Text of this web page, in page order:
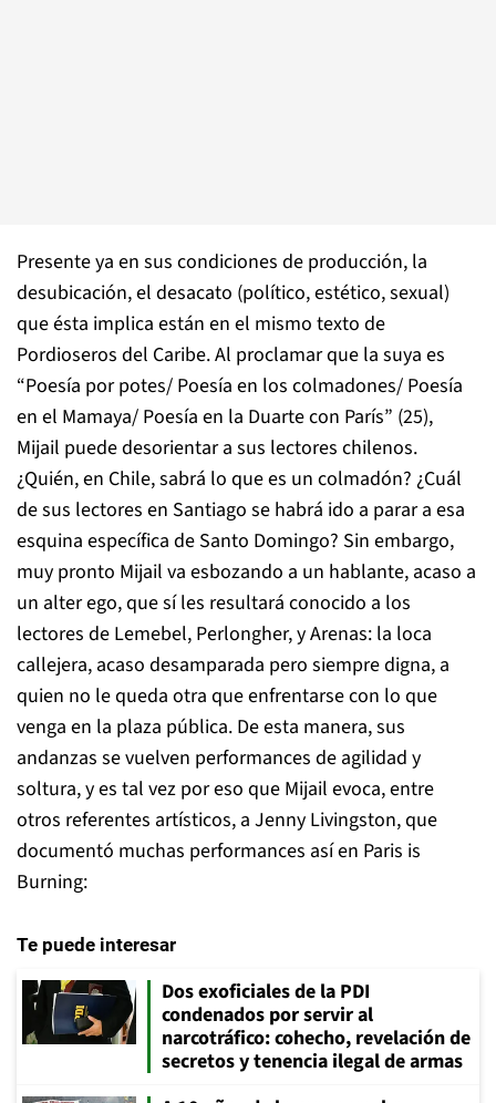
Presente ya en sus condiciones de producción, la
desubicación, el desacato (político, estético, sexual)
que ésta implica están en el mismo texto de
Pordioseros del Caribe. Al proclamar que la suya es
“Poesía por potes/ Poesía en los colmadones/ Poesía
en el Mamaya/ Poesía en la Duarte con París” (25),
Mijail puede desorientar a sus lectores chilenos.
¿Quién, en Chile, sabrá lo que es un colmadón? ¿Cuál
de sus lectores en Santiago se habrá ido a parar a esa
esquina específica de Santo Domingo? Sin embargo,
muy pronto Mijail va esbozando a un hablante, acaso a
un alter ego, que sí les resultará conocido a los
lectores de Lemebel, Perlongher, y Arenas: la loca
callejera, acaso desamparada pero siempre digna, a
quien no le queda otra que enfrentarse con lo que
venga en la plaza pública. De esta manera, sus
andanzas se vuelven performances de agilidad y
soltura, y es tal vez por eso que Mijail evoca, entre
otros referentes artísticos, a Jenny Livingston, que
documentó muchas performances así en Paris is
Burning:
Te puede interesar
Dos exoficiales de la PDI
condenados por servir al
narcotráfico: cohecho, revelación de
secretos y tenencia ilegal de armas